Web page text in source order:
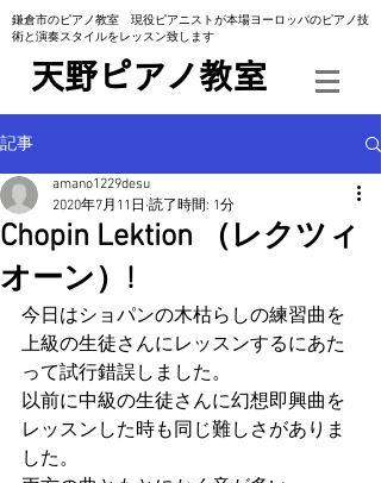
​鎌倉市のピアノ教室 現役ピアニストが本場ヨーロッパのピアノ技
術と演奏スタイルをレッスン致します
​天野ピアノ教室
記事
Chopin Lektion （レクツィ
オーン）!
amano1229desu
2020年7月11日 読了時間: 1分
今日はショパンの木枯らしの練習曲を
上級の生徒さんにレッスンするにあた
って試行錯誤しました。
以前に中級の生徒さんに幻想即興曲を
レッスンした時も同じ難しさがありま
した。